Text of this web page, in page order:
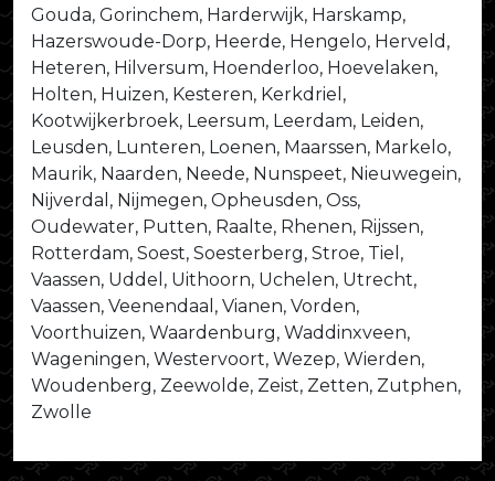
Gouda, Gorinchem, Harderwijk, Harskamp,
Hazerswoude-Dorp, Heerde, Hengelo, Herveld,
Heteren, Hilversum, Hoenderloo, Hoevelaken,
Holten, Huizen, Kesteren, Kerkdriel,
Kootwijkerbroek, Leersum, Leerdam, Leiden,
Leusden, Lunteren, Loenen, Maarssen, Markelo,
Maurik, Naarden, Neede, Nunspeet, Nieuwegein,
Nijverdal, Nijmegen, Opheusden, Oss,
Oudewater, Putten, Raalte, Rhenen, Rijssen,
Rotterdam, Soest, Soesterberg, Stroe, Tiel,
Vaassen, Uddel, Uithoorn, Uchelen, Utrecht,
Vaassen, Veenendaal, Vianen, Vorden,
Voorthuizen, Waardenburg, Waddinxveen,
Wageningen, Westervoort, Wezep, Wierden,
Woudenberg, Zeewolde, Zeist, Zetten, Zutphen,
Zwolle